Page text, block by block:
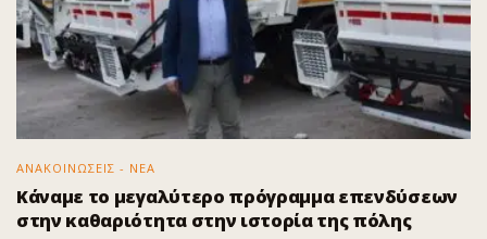
ΑΝΑΚΟΙΝΩΣΕΙΣ - ΝΕΑ
Κάναμε το μεγαλύτερο πρόγραμμα επενδύσεων
στην καθαριότητα στην ιστορία της πόλης